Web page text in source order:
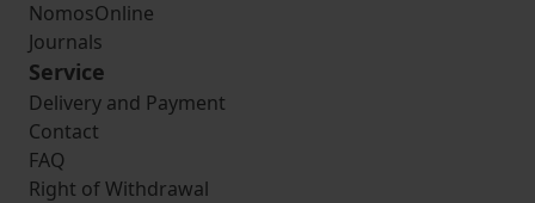
NomosOnline
Journals
Service
Delivery and Payment
Contact
FAQ
Right of Withdrawal